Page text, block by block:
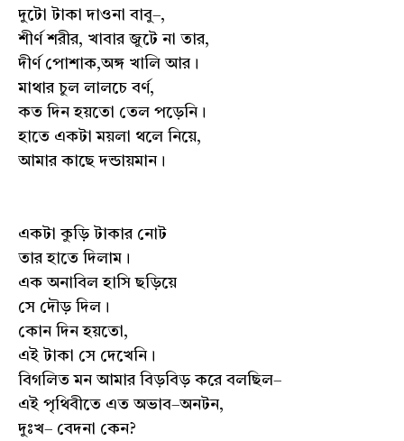
দুটো টাকা দাওনা বাবু–,
শীর্ণ শরীর, খাবার জুটে না তার,
দীর্ণ পোশাক,অঙ্গ খালি আর।
মাথার চুল লালচে বর্ণ,
কত দিন হয়তো তেল পড়েনি।
হাতে একটা ময়লা থলে নিয়ে,
আমার কাছে দন্ডায়মান।
একটা কুড়ি টাকার নোট
তার হাতে দিলাম।
এক অনাবিল হাসি ছড়িয়ে
সে দৌড় দিল।
কোন দিন হয়তো,
এই টাকা সে দেখেনি।
বিগলিত মন আমার বিড়বিড় করে বলছিল–
এই পৃথিবীতে এত অভাব–অনটন,
দুঃখ– বেদনা কেন?